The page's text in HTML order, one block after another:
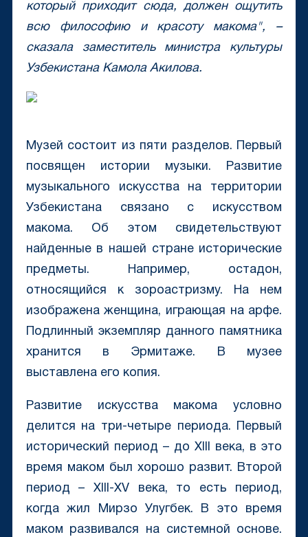
который приходит сюда, должен ощутить
всю философию и красоту макома", –
сказала заместитель министра культуры
Узбекистана Камола Акилова.
Музей состоит из пяти разделов. Первый
посвящен истории музыки. Развитие
музыкального искусства на территории
Узбекистана связано с искусством
макома. Об этом свидетельствуют
найденные в нашей стране исторические
предметы. Например, остадон,
относящийся к зороастризму. На нем
изображена женщина, играющая на арфе.
Подлинный экземпляр данного памятника
хранится в Эрмитаже. В музее
выставлена его копия.
Развитие искусства макома условно
делится на три-четыре периода. Первый
исторический период – до XIII века, в это
время маком был хорошо развит. Второй
период – XIII-XV века, то есть период,
когда жил Мирзо Улугбек. В это время
маком развивался на системной основе.